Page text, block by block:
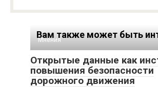
Вам также может быть
Мнения
Открытые данные как
повышения безопасности
дорожного движения